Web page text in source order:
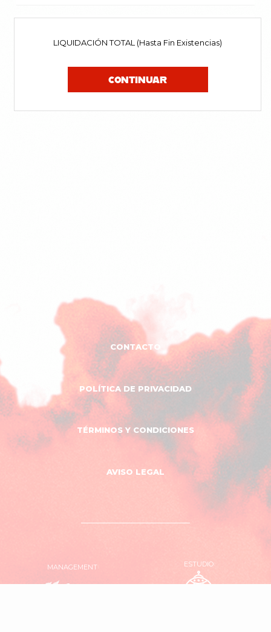
LIQUIDACIÓN TOTAL (Hasta Fin Existencias)
CONTINUAR
CONTACTO
POLÍTICA DE PRIVACIDAD
TÉRMINOS Y CONDICIONES
AVISO LEGAL
MANAGEMENT
El
ESTUDIO